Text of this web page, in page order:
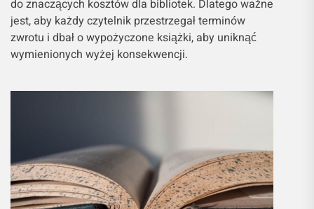
do znaczących kosztów dla bibliotek. Dlatego ważne
jest, aby każdy czytelnik przestrzegał terminów
zwrotu i dbał o wypożyczone książki, aby uniknąć
wymienionych wyżej konsekwencji.